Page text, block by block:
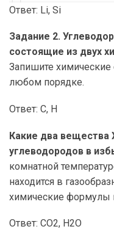
Ответ: Li, Si
Задание 2.
состоящие из двух
Запишите
любом порядке.
Ответ: С, Н
Какие два вещества
углеводородов в
комнатной
находится в
химические формулы
Ответ: СО2, Н2О